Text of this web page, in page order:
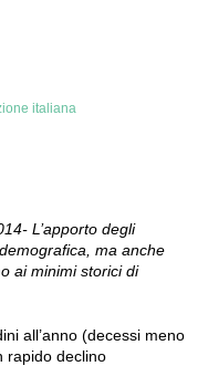
italiana
L’apporto degli
ma anche
ai minimi storici di
all’anno (decessi meno
rapido declino